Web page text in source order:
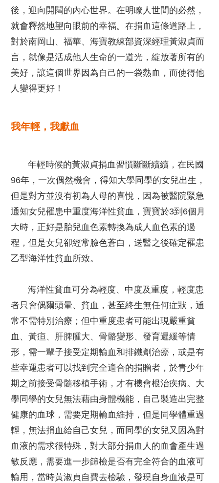
後，迎向開闊的內心世界。在明瞭人世間的必然，
就會釋然地望向眼前的幸福。在捐血這條道路上，
對於南岡山、福華、海寶教練部資深經理黃淑貞而
言，就像是活成他人生命的一道光，綻放著所有的
美好，讓這個世界因為自己的一袋熱血，而使得他
人變得更好！
我年輕，我獻血
年輕時候的黃淑貞捐血習慣斷斷續續，在民國
96年，一次偶然機會，得知大學同學的女兒出生，
但是對方並沒有初為人母的喜悅，因為被醫院緊急
通知女兒罹患中重度海洋性貧血，寶寶於3到6個月
大時，正好是胎兒血色素轉換為成人血色素的過
程，但是女兒卻經常臉色蒼白，送醫之後確定罹患
乙型海洋性貧血所致。
海洋性貧血可分為輕度、中度及重度，輕度患
者只會偶爾頭暈、貧血，甚至終生無任何症狀，通
常不需特別治療；但中重度患者可能出現嚴重貧
血、黃疸、肝脾腫大、骨骼變形、發育遲緩等情
形，需一輩子接受定期輸血和排鐵劑治療，或是有
些幸運患者可以找到完全適合的捐贈者，於青少年
期之前接受骨髓移植手術，才有機會根治疾病。大
學同學的女兒無法藉由身體機能，自己製造出完整
健康的血球，需要定期輸血維持，但是同學體重過
輕，無法捐血給自己女兒，而同學的女兒又因為對
血液的需求很特殊，對大部分捐血人的血會產生過
敏反應，需要進一步篩檢是否有完全符合的血液可
輸用，當時黃淑貞自費去檢驗，發現自身血液是可